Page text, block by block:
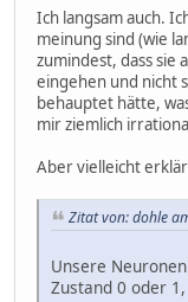
Ich langsam auch.
meinung sind (wie
zumindest, dass sie
eingehen und nicht
behauptet hätte,
mir ziemlich
Aber vielleicht
Zitat von: dohle
Unsere
Zustand 0 oder